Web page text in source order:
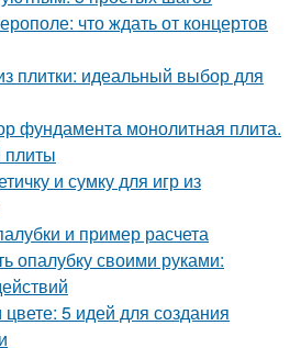
что ждать от концертов
плитки: идеальный выбор для
фундамента монолитная плита.
плиты
и сумку для игр из
и пример расчета
опалубку своими руками:
5 идей для создания